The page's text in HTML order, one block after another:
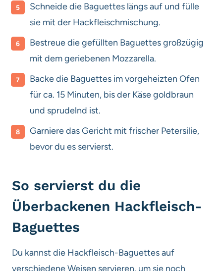
Schneide die Baguettes längs auf und fülle
sie mit der Hackfleischmischung.
Bestreue die gefüllten Baguettes großzügig
mit dem geriebenen Mozzarella.
Backe die Baguettes im vorgeheizten Ofen
für ca. 15 Minuten, bis der Käse goldbraun
und sprudelnd ist.
Garniere das Gericht mit frischer Petersilie,
bevor du es servierst.
So servierst du die
Überbackenen Hackfleisch-
Baguettes
Du kannst die Hackfleisch-Baguettes auf
verschiedene Weisen servieren, um sie noch